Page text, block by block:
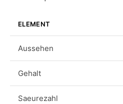
ELEMENT
Aussehen
Gehalt
Saeurezahl